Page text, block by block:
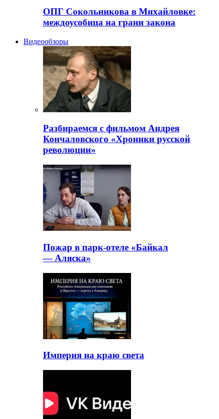
ОПГ Сокольникова в Михайловке:
междоусобица на грани закона
Видеообзоры
Разбираемся с фильмом Андрея
Кончаловского «Хроники русской
революции»
Пожар в парк-отеле «Байкал
— Аляска»
Империя на краю света